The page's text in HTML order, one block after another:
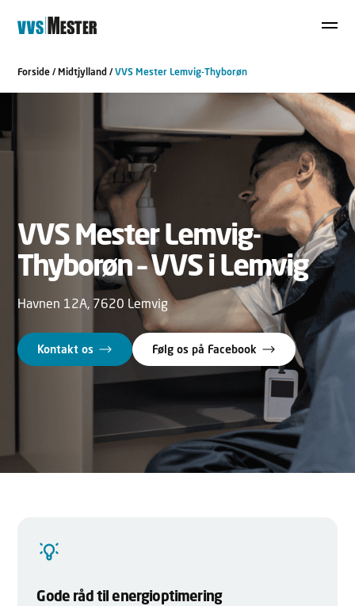
Forside /Midtjylland /VVS Mester Lemvig-Thyborøn
VVS Mester Lemvig-
Thyborøn – VVS i Lemvig
Havnen 12A, 7620 Lemvig
Kontakt os Følg os på Facebook
Gode råd til energioptimering